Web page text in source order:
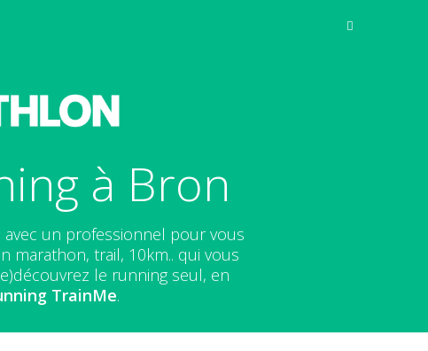
à Bron
un professionnel pour vous
marathon, trail, 10km.. qui vous
le running seul, en
TrainMe.